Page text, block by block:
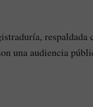
respaldada
una audiencia